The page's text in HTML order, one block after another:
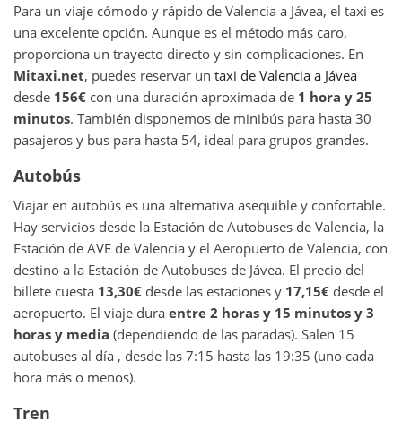
Para un viaje cómodo y rápido de Valencia a Jávea, el taxi es
una excelente opción. Aunque es el método más caro,
proporciona un trayecto directo y sin complicaciones. En
Mitaxi.net, puedes reservar un taxi de Valencia a Jávea
desde 156€ con una duración aproximada de 1 hora y 25
minutos. También disponemos de minibús para hasta 30
pasajeros y bus para hasta 54, ideal para grupos grandes.
Autobús
Viajar en autobús es una alternativa asequible y confortable.
Hay servicios desde la Estación de Autobuses de Valencia, la
Estación de AVE de Valencia y el Aeropuerto de Valencia, con
destino a la Estación de Autobuses de Jávea. El precio del
billete cuesta 13,30€ desde las estaciones y 17,15€ desde el
aeropuerto. El viaje dura entre 2 horas y 15 minutos y 3
horas y media (dependiendo de las paradas). Salen 15
autobuses al día , desde las 7:15 hasta las 19:35 (uno cada
hora más o menos).
Tren